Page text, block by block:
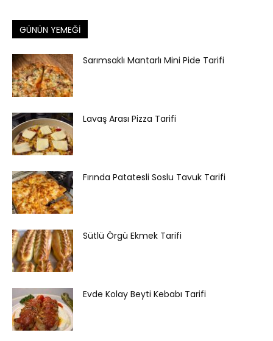
GÜNÜN YEMEĞI
Sarımsaklı Mantarlı Mini Pide Tarifi
Lavaş Arası Pizza Tarifi
Fırında Patatesli Soslu Tavuk Tarifi
Sütlü Örgü Ekmek Tarifi
Evde Kolay Beyti Kebabı Tarifi